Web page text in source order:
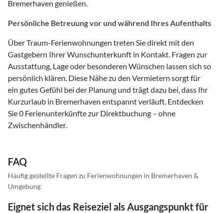
Bremerhaven genießen.
Persönliche Betreuung vor und während Ihres Aufenthalts
Über Traum-Ferienwohnungen treten Sie direkt mit den
Gastgebern Ihrer Wunschunterkunft in Kontakt. Fragen zur
Ausstattung, Lage oder besonderen Wünschen lassen sich so
persönlich klären. Diese Nähe zu den Vermietern sorgt für
ein gutes Gefühl bei der Planung und trägt dazu bei, dass Ihr
Kurzurlaub in Bremerhaven entspannt verläuft. Entdecken
Sie 0 Ferienunterkünfte zur Direktbuchung – ohne
Zwischenhändler.
FAQ
Häufig gestellte Fragen zu Ferienwohnungen in Bremerhaven &
Umgebung
Eignet sich das Reiseziel als Ausgangspunkt für